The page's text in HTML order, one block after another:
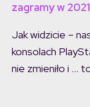
zagramy w
Jak widzicie –
konsolach
nie zmieniło i …